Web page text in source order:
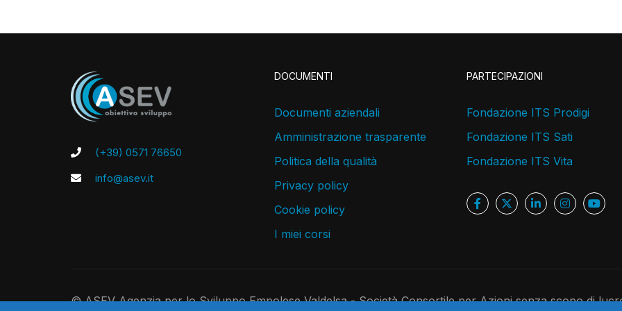
(+39) 0571 76650
info@asev.it
DOCUMENTI
Documenti aziendali
Amministrazione trasparente
Politica della qualità
Privacy policy
Cookie policy
I miei corsi
PARTECIPAZIONI
Fondazione ITS Prodigi
Fondazione ITS Sati
Fondazione ITS Vita
© ASEV Agenzia per lo Sviluppo Empolese Valdelsa - Società Consortile per Azioni senza scopo di